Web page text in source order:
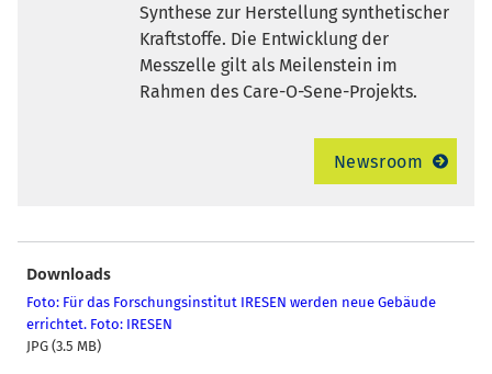
Synthese zur Herstellung synthetischer
Kraftstoffe. Die Entwicklung der
Messzelle gilt als Meilenstein im
Rahmen des Care-O-Sene-Projekts.
Newsroom
Downloads
Foto: Für das Forschungsinstitut IRESEN werden neue Gebäude
errichtet. Foto: IRESEN
JPG (3.5 MB)